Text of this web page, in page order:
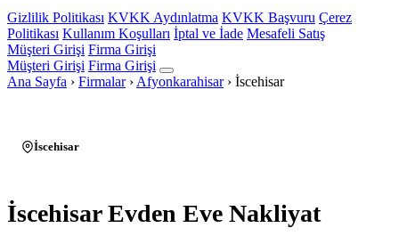
Gizlilik Politikası KVKK Aydınlatma KVKK Başvuru Çerez
Politikası Kullanım Koşulları İptal ve İade Mesafeli Satış
Müşteri Girişi Firma Girişi
Müşteri Girişi Firma Girişi
Ana Sayfa › Firmalar › Afyonkarahisar › İscehisar
İscehisar
İscehisar Evden Eve Nakliyat